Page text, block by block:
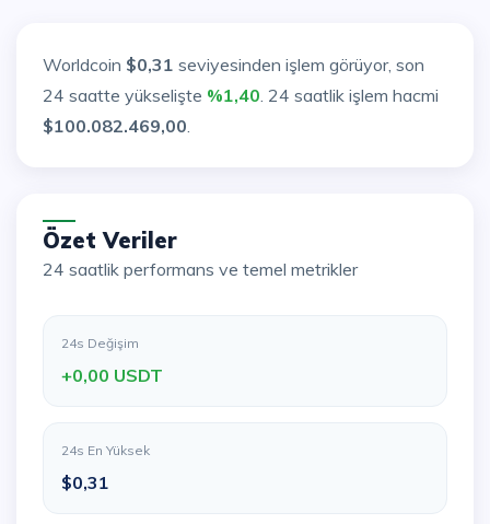
Worldcoin $0,31 seviyesinden işlem görüyor, son
24 saatte yükselişte %1,40. 24 saatlik işlem hacmi
$100.082.469,00.
Özet Veriler
24 saatlik performans ve temel metrikler
24s Değişim
+0,00 USDT
24s En Yüksek
$0,31